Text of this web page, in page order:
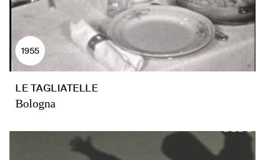
1955
LE TAGLIATELLE
Bologna